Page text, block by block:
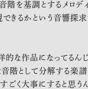
を基調とするメロディ
きるかという音響探
的な作品になってるん
階として分解する楽
ごく大事にすると思